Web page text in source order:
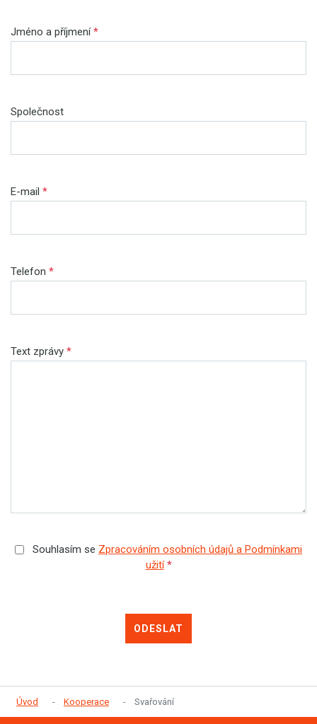
Jméno a příjmení*
Společnost
E-mail *
Telefon *
Text zprávy *
Souhlasím se Zpracováním osobních údajů a Podmínkami
užití *
ODESLAT
Úvod Kooperace Svařování